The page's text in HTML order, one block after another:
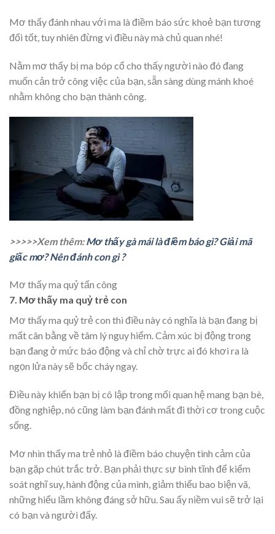
Mơ thấy đánh nhau với ma là điềm báo sức khoẻ bạn tương
đối tốt, tuy nhiên đừng vì điều này mà chủ quan nhé!
Nằm mơ thấy bị ma bóp cổ cho thấy người nào đó đang
muốn cản trở công việc của bạn, sẵn sàng dùng mánh khoé
nhằm không cho bạn thành công.
>>>>>Xem thêm:Mơ thấy gà mái là điềm báo gì? Giải mã
giấc mơ? Nên đánh con gì ?
Mơ thấy ma quỷ tấn công
7. Mơ thấy ma quỷ trẻ con
Mơ thấy ma quỷ trẻ con thì điều này có nghĩa là bạn đang bị
mất cân bằng về tâm lý nguy hiểm. Cảm xúc bị động trong
bạn đang ở mức báo động và chỉ chờ trực ai đó khơi ra là
ngọn lửa này sẽ bốc cháy ngay.
Điều này khiến bạn bị cô lập trong mối quan hệ mang bạn bè,
đồng nghiệp, nó cũng làm bạn đánh mất đi thời cơ trong cuộc
sống.
Mơ nhìn thấy ma trẻ nhỏ là điềm báo chuyện tình cảm của
bạn gặp chút trắc trở. Bạn phải thực sự bình tĩnh để kiểm
soát nghĩ suy, hành động của mình, giảm thiểu bao biện vã,
những hiểu lầm không đáng sở hữu. Sau ấy niềm vui sẽ trở lại
có bạn và người đấy.